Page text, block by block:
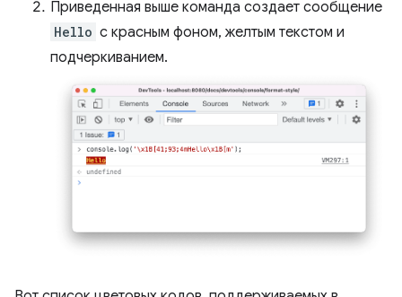
Приведенная выше команда создает сообщение
Hello с красным фоном, желтым текстом и
подчеркиванием.